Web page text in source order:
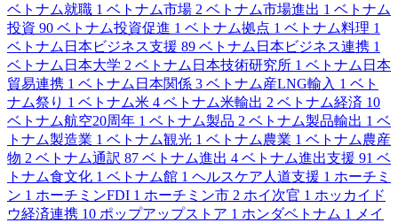
ベトナム就職 1 ベトナム市場 2 ベトナム市場進出 1 ベトナム
投資 90 ベトナム投資促進 1 ベトナム拠点 1 ベトナム料理 1
ベトナム日本ビジネス支援 89 ベトナム日本ビジネス連携 1
ベトナム日本大学 2 ベトナム日本技術研究所 1 ベトナム日本
貿易連携 1 ベトナム日本関係 3 ベトナム産LNG輸入 1 ベト
ナム祭り 1 ベトナム米 4 ベトナム米輸出 2 ベトナム経済 10
ベトナム航空20周年 1 ベトナム製品 2 ベトナム製品輸出 1 ベ
トナム製造業 1 ベトナム観光 1 ベトナム農業 1 ベトナム農産
物 2 ベトナム通訳 87 ベトナム進出 4 ベトナム進出支援 91 ベ
トナム食文化 1 ベトナム館 1 ヘルスケア人道支援 1 ホーチミ
ン 1 ホーチミンFDI 1 ホーチミン市 2 ホイ次官 1 ホッカイド
ウ経済連携 10 ポップアップストア 1 ホンダベトナム 1
メイ